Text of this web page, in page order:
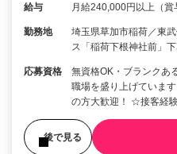
給与 月給240,000円以上（賞
勤務地
埼玉県草加市稲荷／東
ス「稲荷下根神社前」
応募資格
無資格OK・ブランク
職場を盛り上げていま
の方大歓迎！ ☆接客経
後で見る